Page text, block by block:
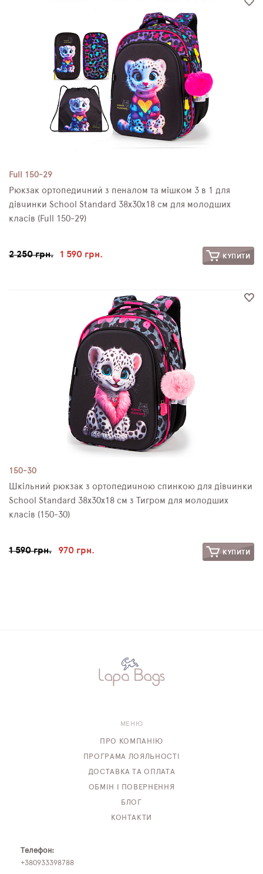
Full 150-29
Рюкзак ортопедичний з пеналом та мішком 3 в 1 для
дівчинки School Standard 38х30х18 см для молодших
класів (Full 150-29)
2 250 грн. 1 590 грн. КУПИТИ
150-30
Шкільний рюкзак з ортопедичною спинкою для дівчинки
School Standard 38х30х18 см з Тигром для молодших
класів (150-30)
1 590 грн. 970 грн. КУПИТИ
МЕНЮ
ПРО КОМПАНІЮ
ПРОГРАМА ЛОЯЛЬНОСТІ
ДОСТАВКА ТА ОПЛАТА
ОБМІН І ПОВЕРНЕННЯ
БЛОГ
КОНТАКТИ
Телефон:
+380933398788